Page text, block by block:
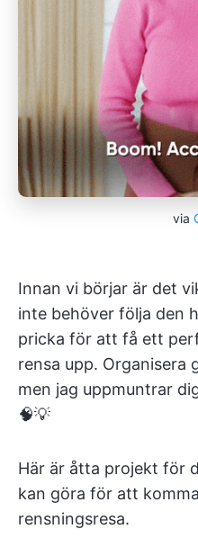
via
Innan vi börjar är det
inte behöver följa den
pricka för att få ett
rensa upp. Organisera
men jag uppmuntrar
🧠💡
Här är åtta projekt för
kan göra för att
rensningsresa.